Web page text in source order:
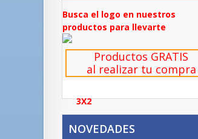
Busca el logo en nuestros
productos para llevarte
Productos GRATIS
al realizar tu compra
3X2
NOVEDADES